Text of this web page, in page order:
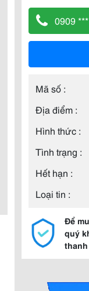
0909
Mã số :
Địa điểm :
Hình thức :
Tình trạng :
Hết hạn :
Loại tin :
Để
quý